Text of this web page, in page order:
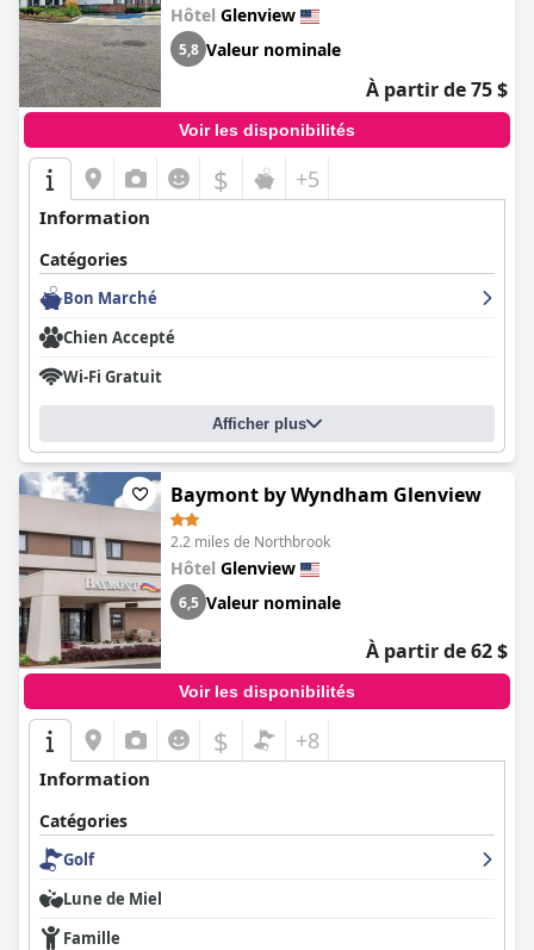
Hôtel Glenview
5,8 Valeur nominale
À partir de 75 $
Voir les disponibilités
$ +5
Information
Catégories
Bon Marché
Chien Accepté
Wi-Fi Gratuit
Afficher plus
Baymont by Wyndham Glenview
2.2 miles de Northbrook
Hôtel Glenview
6,5 Valeur nominale
À partir de 62 $
Voir les disponibilités
$ +8
Information
Catégories
Golf
Lune de Miel
Famille